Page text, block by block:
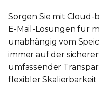
Sorgen Sie mit
E-Mail-Lösungen für
unabhängig vom
immer auf der
umfassender
flexibler Skalierbarkeit